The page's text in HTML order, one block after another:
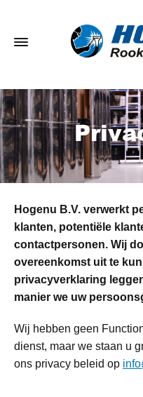
Hogenu B.V. verwerkt
klanten, potentiële
contactpersonen. Wij
overeenkomst uit te
privacyverklaring
manier we uw
Wij hebben geen
dienst, maar we staan u
ons privacy beleid op